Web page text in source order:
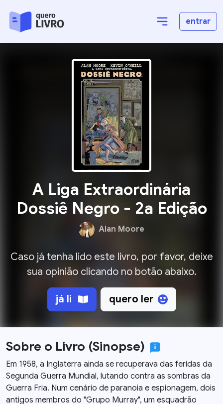
entrar
A Liga Extraordinária
Dossiê Negro - 2a Edição
Alan Moore
Caso já tenha lido este livro, por favor, deixe
sua opinião clicando no botão abaixo.
já li quero ler
Sobre o Livro (Sinopse)
Em 1958, a Inglaterra ainda se recuperava das feridas da
Segunda Guerra Mundial, lutando contra as sombras da
Guerra Fria. Num cenário de paranoia e espionagem, dois
antigos membros do "Grupo Murray", um esquadrão